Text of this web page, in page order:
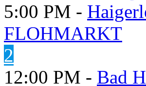
5:00 PM -
FLOHMARKT
2
12:00 PM - Bad